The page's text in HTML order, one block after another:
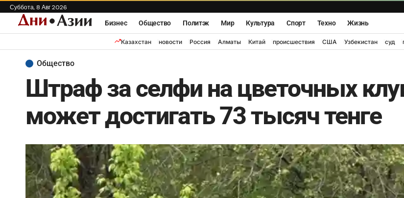
Суббота, 8 Авг 2026
Бизнес
Общество Политэк Мир Культура Спорт Техно Жизнь
Казахстан новости Россия Алматы Китай происшествия США Узбекистан суд
Общество
Штраф за селфи на цветочных
может достигать 73 тысяч тенге